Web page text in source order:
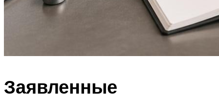
Заявленные